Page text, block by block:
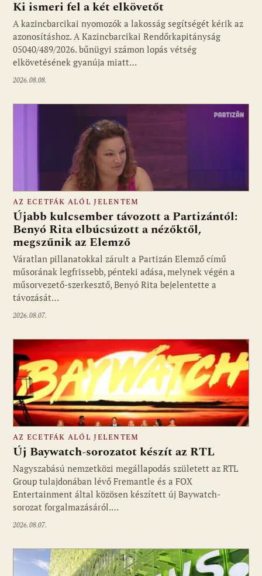
Ki ismeri fel a két elkövetőt
A kazincbarcikai nyomozók a lakosság segítségét kérik az
azonosításhoz. A Kazincbarcikai Rendőrkapitányság
05040/489/2026. bűnügyi számon lopás vétség
elkövetésének gyanúja miatt…
2026.08.08.
Fotó: media1.hu
AZ ECETFÁK ALÓL JELENTEM
Újabb kulcsember távozott a Partizántól:
Benyó Rita elbúcsúzott a nézőktől,
megszűnik az Elemző
Váratlan pillanatokkal zárult a Partizán Elemző című
műsorának legfrissebb, pénteki adása, melynek végén a
műsorvezető-szerkesztő, Benyó Rita bejelentette a
távozását…
2026.08.07.
Fotó: media1.hu
AZ ECETFÁK ALÓL JELENTEM
Új Baywatch-sorozatot készít az RTL
Nagyszabású nemzetközi megállapodás született az RTL
Group tulajdonában lévő Fremantle és a FOX
Entertainment által közösen készített új Baywatch-
sorozat forgalmazásáról.…
2026.08.07.